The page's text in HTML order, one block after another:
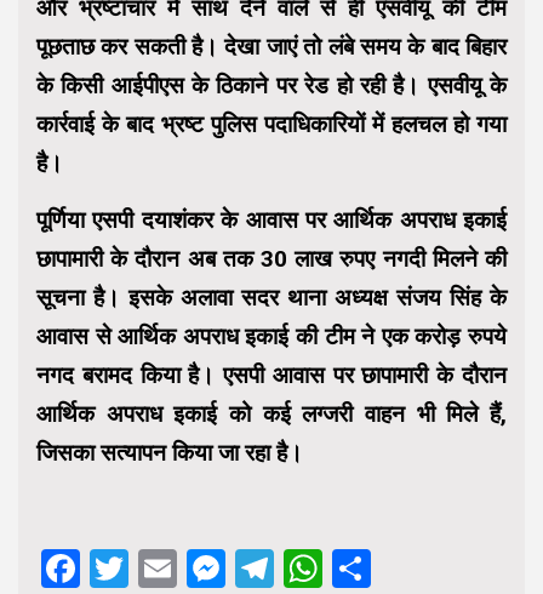
और भ्रष्टाचार में साथ देने वाले से ही एसवीयू की टीम
पूछताछ कर सकती है। देखा जाएं तो लंबे समय के बाद बिहार
के किसी आईपीएस के ठिकाने पर रेड हो रही है। एसवीयू के
कार्रवाई के बाद भ्रष्ट पुलिस पदाधिकारियों में हलचल हो गया
है।
पूर्णिया एसपी दयाशंकर के आवास पर आर्थिक अपराध इकाई
छापामारी के दौरान अब तक 30 लाख रुपए नगदी मिलने की
सूचना है। इसके अलावा सदर थाना अध्यक्ष संजय सिंह के
आवास से आर्थिक अपराध इकाई की टीम ने एक करोड़ रुपये
नगद बरामद किया है। एसपी आवास पर छापामारी के दौरान
आर्थिक अपराध इकाई को कई लग्जरी वाहन भी मिले हैं,
जिसका सत्यापन किया जा रहा है।
Facebook
Twitter
EmailMessenger
Telegram
WhatsApp